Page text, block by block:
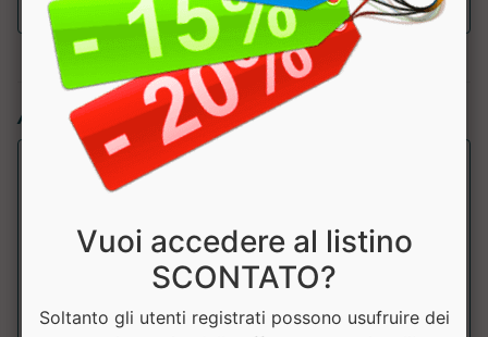
Articoli simili:
Vuoi accedere al listino
SCONTATO?
Soltanto gli utenti registrati possono usufruire dei